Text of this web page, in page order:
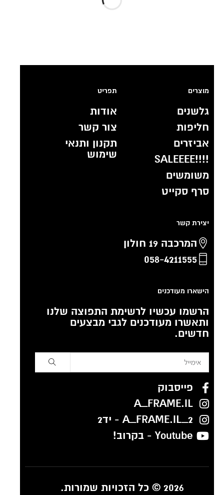
מוצרים
גלשנים
חליפות
אביזרים
!!!!SALEEEE
משומשים
סרף סקייט
תפריט
אודות
צור קשר
תקנון ותנאי
שימוש
יצירת קשר
המרכבה 19 חולון
058-4211555
הישארו מעודכנים
הרשמו עכשיו לרשימת התפוצה שלנו
ותאשרו מעודכנים לגבי מבצעים
חדשים.
פייסבוק
A_FRAME.IL
A_FRAME.IL_2 - יד2
Youtube - בקרוב!
2026 © כל הזכויות שמורות.